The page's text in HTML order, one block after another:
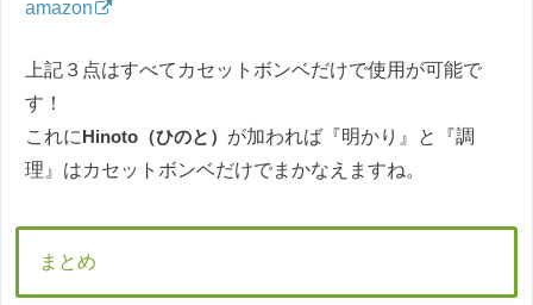
amazon
上記３点はすべてカセットボンベだけで使用が可能で
す！
これにHinoto（ひのと） が加われば『明かり』と『調
理』はカセットボンベだけでまかなえますね。
まとめ